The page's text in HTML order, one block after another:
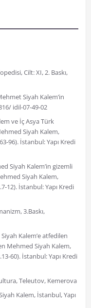
Cilt: XI, 2. Baskı,
Siyah Kalem’in
idil-07-49-02
ve İç Asya Türk
Siyah Kalem,
96). İstanbul: Yapı Kredi
Siyah Kalem’in gizemli
Siyah Kalem,
12). İstanbul: Yapı Kredi
3.Baskı,
Kalem’e atfedilen
Mehmed Siyah Kalem,
60). İstanbul: Yapı Kredi
Teleutov, Kemerova
Kalem, İstanbul, Yapı